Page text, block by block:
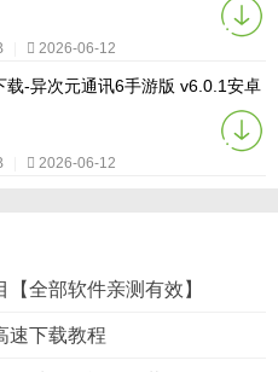
2026-06-12
载-异次元通讯6手游版 v6.0.1安卓
2026-06-12
全部软件亲测有效】
速下载教程